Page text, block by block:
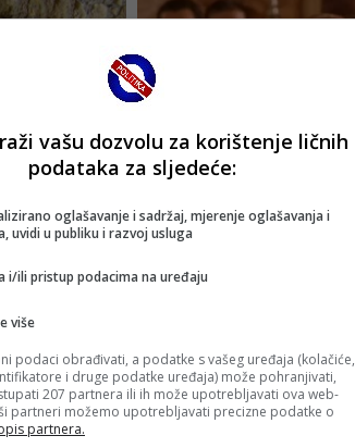
vašu dozvolu za korištenje ličnih
podataka za sljedeće:
oglašavanje i sadržaj, mjerenje oglašavanja i
uvidi u publiku i razvoj usluga
i/ili pristup podacima na uređaju
više
podaci obrađivati, a podatke s vašeg uređaja (kolačiće,
i druge podatke uređaja) može pohranjivati,
207 partnera ili ih može upotrebljavati ova web-
partneri možemo upotrebljavati precizne podatke o
partnera.